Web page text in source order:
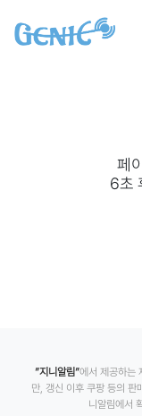
페
6초
”지니알림”에서 제공하는
만, 갱신 이후 쿠팡 등의 판
니알림에서